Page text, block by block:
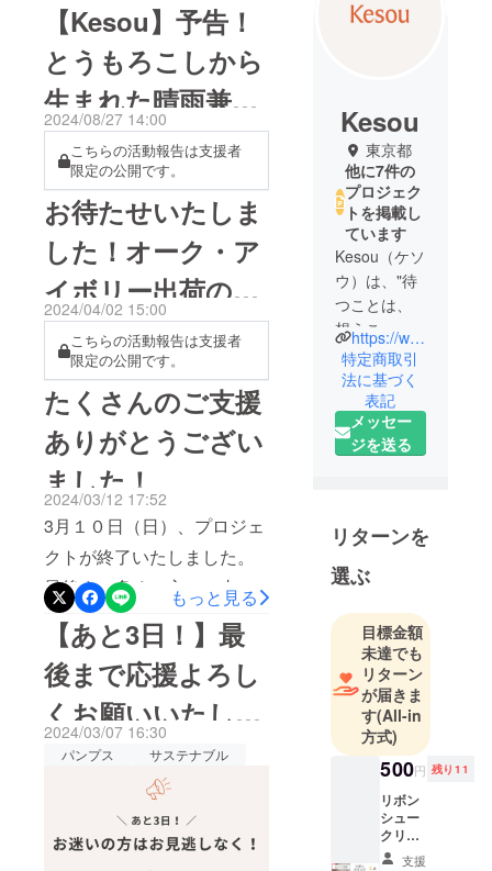
【Kesou】予告！
とうもろこしから
生まれた晴雨兼用
ブーツまもなくデ
ビュー
2024/08/27 14:00
こちらの活動報告は支援者
限定の公開です。
お待たせいたしま
した！オーク・ア
イボリー出荷のお
知らせ
2024/04/02 15:00
こちらの活動報告は支援者
限定の公開です。
たくさんのご支援
ありがとうござい
ました！
2024/03/12 17:52
3月１０日（日）、プロジェ
クトが終了いたしました。
最後まで多くの方にご支援
いただき、本当にうれしく
思っております。御礼が遅
くなってしまい申し訳ない
です。御礼が遅くなってし
まった言い訳になってしま
うのですが、実は、リター
ン品のうちブラック、ネイ
ビー、ライトグレーミック
もっと見る
【あと3日！】最
後まで応援よろし
くお願いいたしま
す！
2024/03/07 16:30
パンプス サステナブル
Kesou
東京都
他に7件の
プロジェク
トを掲載し
ています
Kesou（ケソ
ウ）は、"待
つことは、
想うこ
と。"をブラ
ンドメッ
セージに掲
げ、2021年9
月にデ
イルブラン
ドです。使
う人、作り
想いをかけ
て、ひとつ
ひとつ丁寧
にものをつ
くり、お届
けします。
みなさまと
ステナブル
な未来の実
現をめざし
https://www.instagram.com/kesou_official/
特定商取引
法に基づく
表記
メッセー
ジを送る
リターンを
選ぶ
目標金額
未達でも
リターン
が届きま
す(All-in
方式)
500円 残り11
リボン
シュー
クリッ
プ1点支援